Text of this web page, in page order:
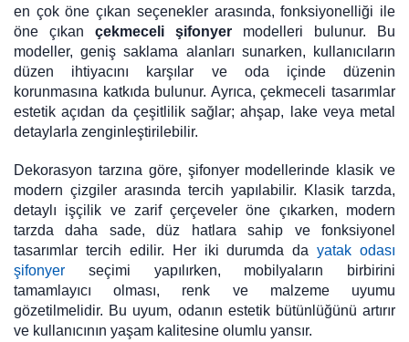
en çok öne çıkan seçenekler arasında, fonksiyonelliği ile
öne çıkan çekmeceli şifonyer modelleri bulunur. Bu
modeller, geniş saklama alanları sunarken, kullanıcıların
düzen ihtiyacını karşılar ve oda içinde düzenin
korunmasına katkıda bulunur. Ayrıca, çekmeceli tasarımlar
estetik açıdan da çeşitlilik sağlar; ahşap, lake veya metal
detaylarla zenginleştirilebilir.
Dekorasyon tarzına göre, şifonyer modellerinde klasik ve
modern çizgiler arasında tercih yapılabilir. Klasik tarzda,
detaylı işçilik ve zarif çerçeveler öne çıkarken, modern
tarzda daha sade, düz hatlara sahip ve fonksiyonel
tasarımlar tercih edilir. Her iki durumda dayatak odası
şifonyer seçimi yapılırken, mobilyaların birbirini
tamamlayıcı olması, renk ve malzeme uyumu
gözetilmelidir. Bu uyum, odanın estetik bütünlüğünü artırır
ve kullanıcının yaşam kalitesine olumlu yansır.